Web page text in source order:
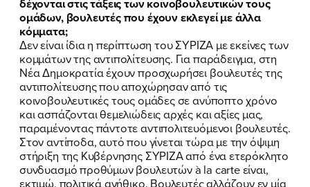
ΠΟΙΑ ΕΙΜΑΙ
ΕΡΓΟ
ΕΚΔΗΛΩΣΕΙΣ
ΝΕΑ
ΕΛΑ ΚΙ ΕΣΥ
δέχονται στις τάξεις των κοινοβουλευτικών τους
ομάδων, βουλευτές που έχουν εκλεγεί με άλλα
κόμματα;
Δεν είναι ίδια η περίπτωση του ΣΥΡΙΖΑ με εκείνες των
κομμάτων της αντιπολίτευσης. Για παράδειγμα, στη
Νέα Δημοκρατία έχουν προσχωρήσει βουλευτές της
αντιπολίτευσης που αποχώρησαν από τις
κοινοβουλευτικές τους ομάδες σε ανύποπτο χρόνο
και ασπάζονται θεμελιώδεις αρχές και αξίες μας,
παραμένοντας πάντοτε αντιπολιτευόμενοι βουλευτές.
Στον αντίποδα, αυτό που γίνεται τώρα με την όψιμη
στήριξη της Κυβέρνησης ΣΥΡΙΖΑ από ένα ετερόκλητο
συνδυασμό προθύμων βουλευτών à la carte είναι,
εκτιμώ, πολιτικά ανήθικο. Βουλευτές αλλάζουν εν μία